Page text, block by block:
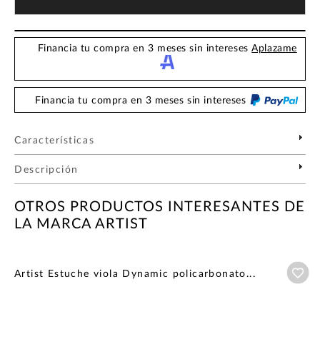
Financia tu compra en 3 meses sin interesesAplazame
Financia tu compra en 3 meses sin intereses
Características
Descripción
OTROS PRODUCTOS INTERESANTES DE
LA MARCA ARTIST
Artist Estuche viola Dynamic policarbonato...